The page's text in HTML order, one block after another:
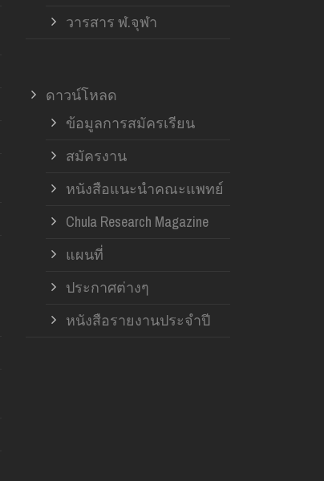
วารสาร ฬ.จุฬา
ดาวน์โหลด
ข้อมูลการสมัครเรียน
สมัครงาน
หนังสือแนะนำคณะแพทย์
Chula Research Magazine
แผนที่
ประกาศต่างๆ
หนังสือรายงานประจำปี